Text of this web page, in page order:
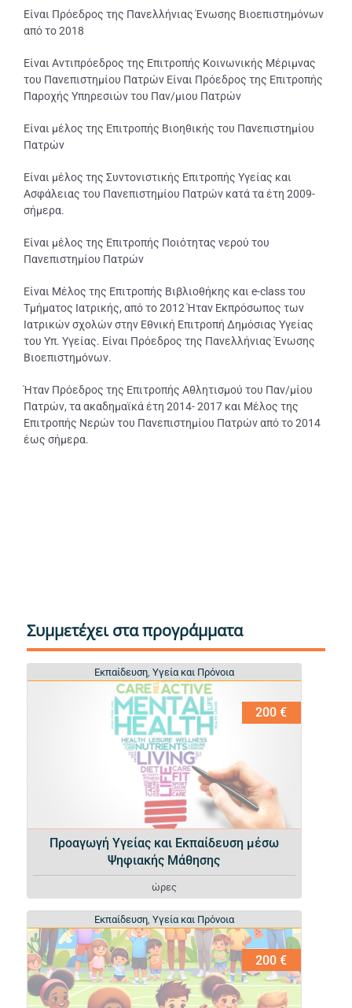
Είναι Πρόεδρος της Πανελλήνιας Ένωσης Βιοεπιστημόνων
από το 2018
Είναι Αντιπρόεδρος της Επιτροπής Κοινωνικής Μέριμνας
του Πανεπιστημίου Πατρών Είναι Πρόεδρος της Επιτροπής
Παροχής Υπηρεσιών του Παν/μιου Πατρών
Είναι μέλος της Επιτροπής Βιοηθικής του Πανεπιστημίου
Πατρών
Είναι μέλος της Συντονιστικής Επιτροπής Υγείας και
Ασφάλειας του Πανεπιστημίου Πατρών κατά τα έτη 2009-
σήμερα.
Είναι μέλος της Επιτροπής Ποιότητας νερού του
Πανεπιστημίου Πατρών
Είναι Μέλος της Επιτροπής Βιβλιοθήκης και e-class του
Τμήματος Ιατρικής, από το 2012 Ήταν Εκπρόσωπος των
Ιατρικών σχολών στην Εθνική Επιτροπή Δημόσιας Υγείας
του Υπ. Υγείας. Είναι Πρόεδρος της Πανελλήνιας Ένωσης
Βιοεπιστημόνων.
Ήταν Πρόεδρος της Επιτροπής Αθλητισμού του Παν/μίου
Πατρών, τα ακαδημαϊκά έτη 2014- 2017 και Μέλος της
Επιτροπής Νερών του Πανεπιστημίου Πατρών από το 2014
έως σήμερα.
Συμμετέχει στα προγράμματα
200 €
Εκπαίδευση, Υγεία και Πρόνοια
Εκπαίδευση, Υγεία και Πρόνοια
Προαγωγή Υγείας και Εκπαίδευση μέσω
Ψηφιακής Μάθησης
ώρες
200 €
Εκπαίδευση, Υγεία και Πρόνοια
Εκπαίδευση, Υγεία και Πρόνοια